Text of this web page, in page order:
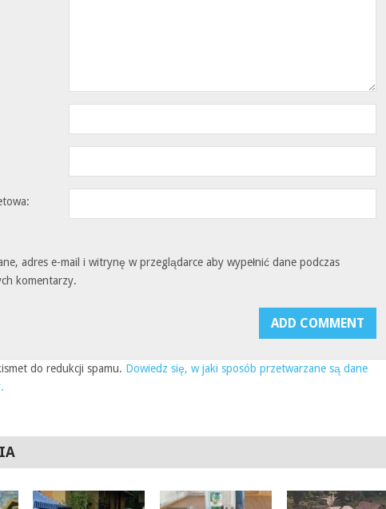
adres e-mail i witrynę w przeglądarce aby wypełnić dane podczas
komentarzy.
do redukcji spamu. Dowiedz się, w jaki sposób przetwarzane są dane